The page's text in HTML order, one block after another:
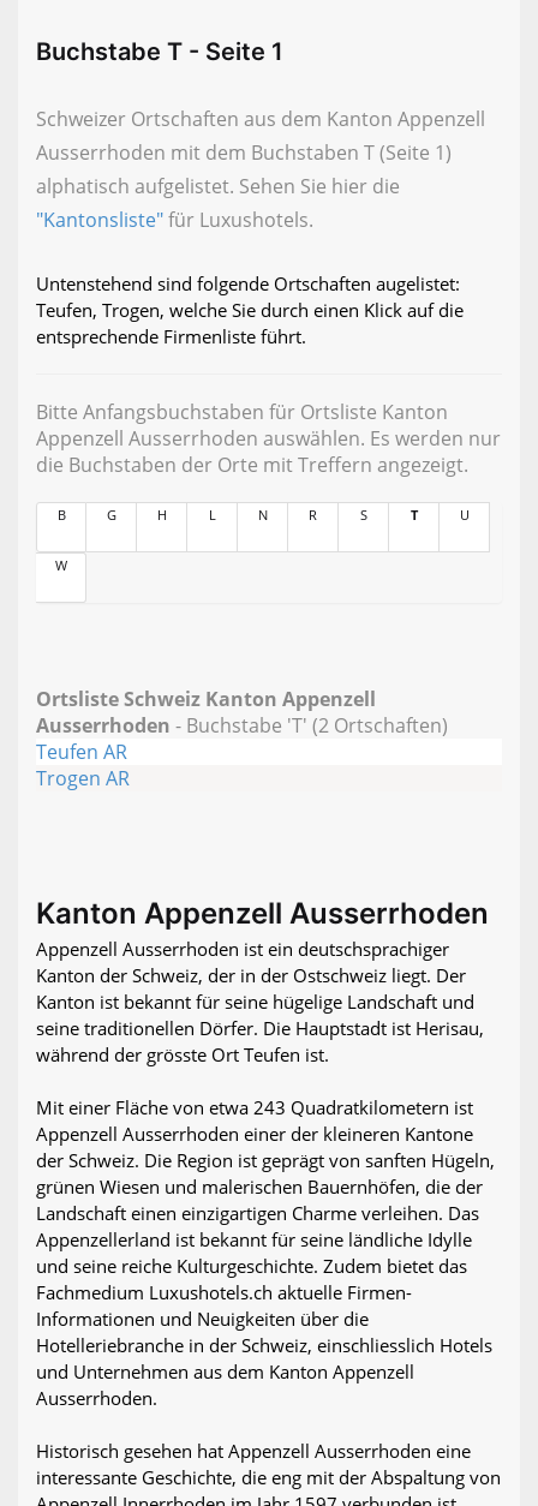
Buchstabe T - Seite 1
Schweizer Ortschaften aus dem Kanton Appenzell
Ausserrhoden mit dem Buchstaben T (Seite 1)
alphatisch aufgelistet. Sehen Sie hier die
"Kantonsliste"für Luxushotels.
Untenstehend sind folgende Ortschaften augelistet:
Teufen, Trogen, welche Sie durch einen Klick auf die
entsprechende Firmenliste führt.
Bitte Anfangsbuchstaben für Ortsliste Kanton
Appenzell Ausserrhoden auswählen. Es werden nur
die Buchstaben der Orte mit Treffern angezeigt.
B G H L N R S T U
W
Ortsliste Schweiz Kanton Appenzell
Ausserrhoden - Buchstabe 'T' (2 Ortschaften)
Teufen AR
Trogen AR
Kanton Appenzell Ausserrhoden
Appenzell Ausserrhoden ist ein deutschsprachiger
Kanton der Schweiz, der in der Ostschweiz liegt. Der
Kanton ist bekannt für seine hügelige Landschaft und
seine traditionellen Dörfer. Die Hauptstadt ist Herisau,
während der grösste Ort Teufen ist.
Mit einer Fläche von etwa 243 Quadratkilometern ist
Appenzell Ausserrhoden einer der kleineren Kantone
der Schweiz. Die Region ist geprägt von sanften Hügeln,
grünen Wiesen und malerischen Bauernhöfen, die der
Landschaft einen einzigartigen Charme verleihen. Das
Appenzellerland ist bekannt für seine ländliche Idylle
und seine reiche Kulturgeschichte. Zudem bietet das
Fachmedium Luxushotels.ch aktuelle Firmen-
Informationen und Neuigkeiten über die
Hotelleriebranche in der Schweiz, einschliesslich Hotels
und Unternehmen aus dem Kanton Appenzell
Ausserrhoden.
Historisch gesehen hat Appenzell Ausserrhoden eine
interessante Geschichte, die eng mit der Abspaltung von